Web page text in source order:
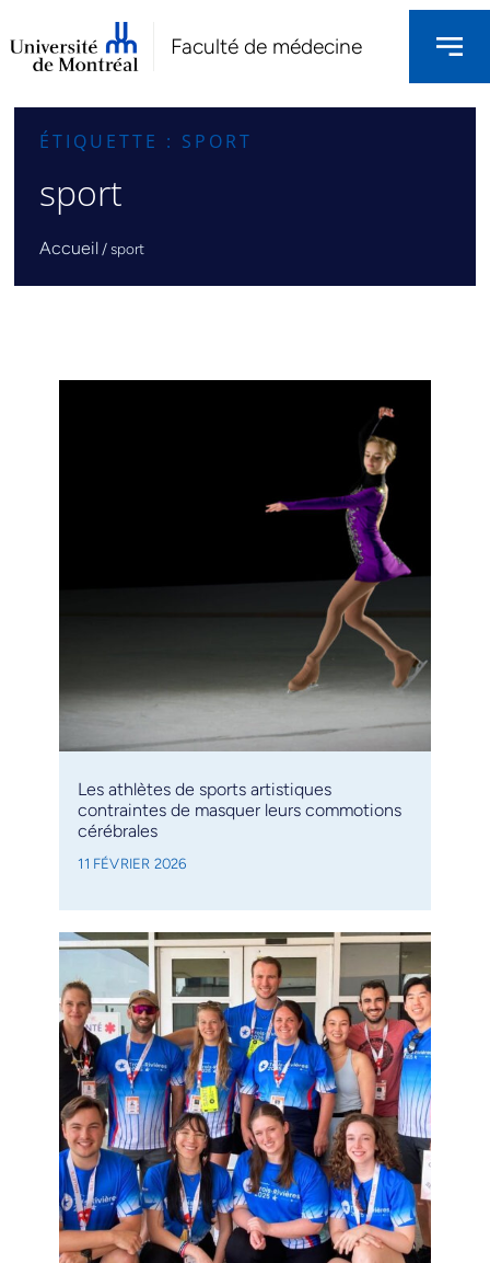
Faculté de médecine
ÉTIQUETTE : SPORT
sport
Accueil /sport
Les athlètes de sports artistiques
contraintes de masquer leurs commotions
cérébrales
11 FÉVRIER 2026